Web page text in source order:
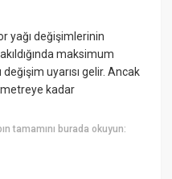
yağı değişimlerinin
maksimum
uyarısı gelir. Ancak
kadar
tamamını burada okuyun: